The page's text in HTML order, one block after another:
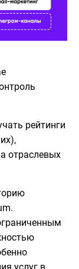
рейтинги
отраслевых